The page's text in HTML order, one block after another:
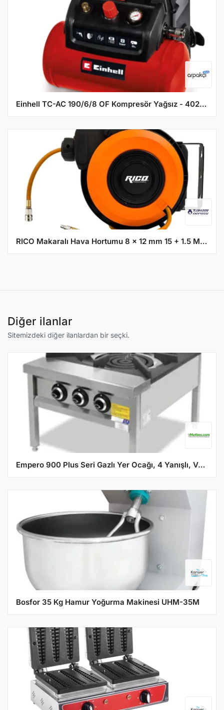
Einhell TC-AC 190/6/8 OF Kompresör Yağsız - 4020655
RICO Makaralı Hava Hortumu 8 x 12 mm 15 + 1.5 Metre
Diğer ilanlar
Sitemizdeki diğer ilanlardan bir seçki.
Empero 900 Plus Seri Gazlı Yer Ocağı, 4 Yanışlı, Ventilli, 70x91,5x56 cm
Bosfor 35 Kg Hamur Yoğurma Makinesi UHM-35M